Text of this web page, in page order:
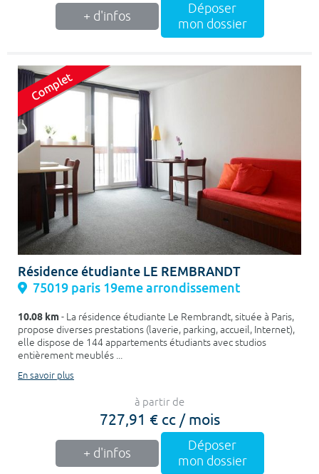
+ d'infos
Déposer
mon dossier
Résidence étudiante LE REMBRANDT
75019 paris 19eme arrondissement
10.08 km- La résidence étudiante Le Rembrandt, située à Paris,
propose diverses prestations (laverie, parking, accueil, Internet),
elle dispose de 144 appartements étudiants avec studios
entièrement meublés ...
En savoir plus
à partir de
727,91 € cc / mois
+ d'infos
Déposer
mon dossier